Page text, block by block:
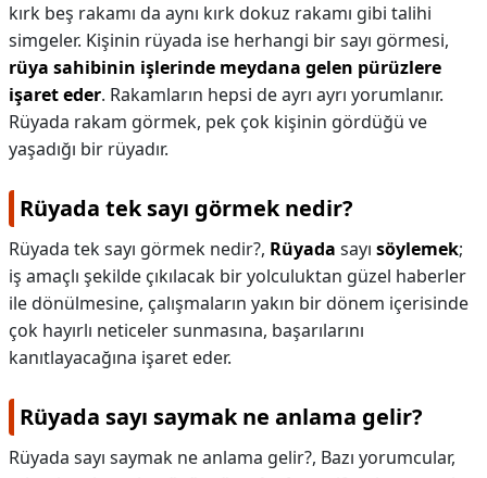
kırk beş rakamı da aynı kırk dokuz rakamı gibi talihi
simgeler. Kişinin rüyada ise herhangi bir sayı görmesi,
rüya sahibinin işlerinde meydana gelen pürüzlere
işaret eder. Rakamların hepsi de ayrı ayrı yorumlanır.
Rüyada rakam görmek, pek çok kişinin gördüğü ve
yaşadığı bir rüyadır.
Rüyada tek sayı görmek nedir?
Rüyada tek sayı görmek nedir?, Rüyada sayı söylemek;
iş amaçlı şekilde çıkılacak bir yolculuktan güzel haberler
ile dönülmesine, çalışmaların yakın bir dönem içerisinde
çok hayırlı neticeler sunmasına, başarılarını
kanıtlayacağına işaret eder.
Rüyada sayı saymak ne anlama gelir?
Rüyada sayı saymak ne anlama gelir?, Bazı yorumcular,